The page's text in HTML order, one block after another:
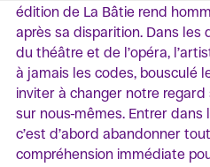
édition de La Bâtie rend
après sa disparition. Dans les
du théâtre et de l’opéra,
à jamais les codes, bousculé
inviter à changer notre
sur nous-mêmes. Entrer dans
c’est d’abord abandonner
compréhension immédiate